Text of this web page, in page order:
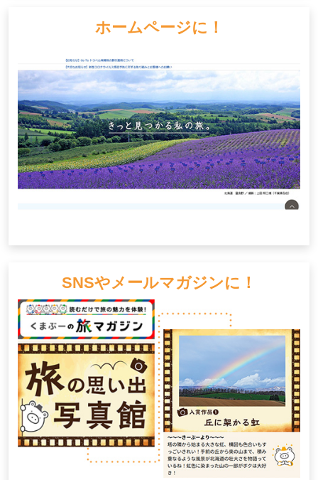
ホームページに！
SNSやメールマガジンに！